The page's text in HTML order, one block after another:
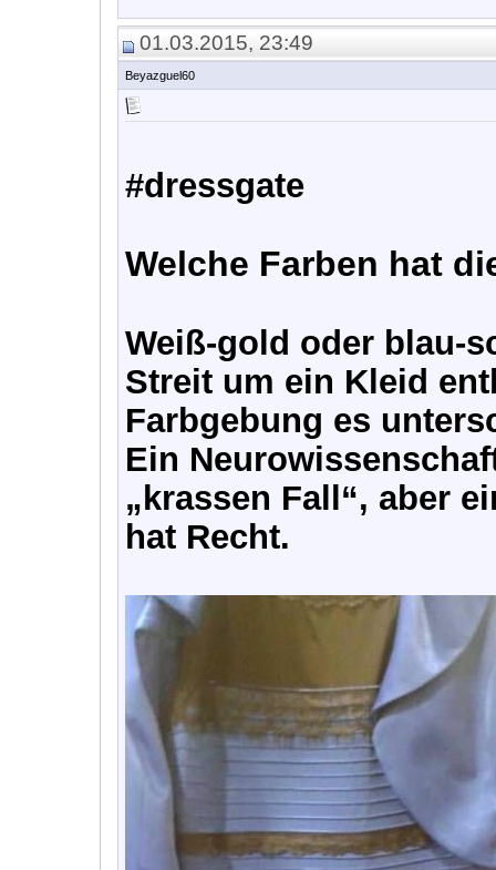
01.03.2015, 23:49
Beyazguel60
#dressgate
Welche Farben hat
Weiß-gold oder blau-
Streit um ein Kleid
Farbgebung es
Ein
„krassen Fall“, aber
hat Recht.